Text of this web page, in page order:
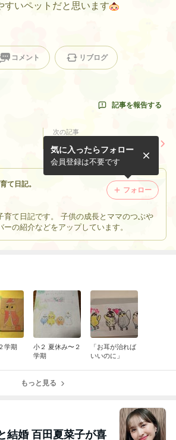
すいペットだと思います
コメント リブログ
記事を報告する
次の記事
姫うずら自動孵卵器での孵
化･追記の追記あり（自由研
究より②）
て日記。
育て日記です。 子供の成長とママのつぶや
ーの紹介などをアップしています。
気に入ったらフォロー
会員登録は不要です
フォロー
学期
小２ 夏休み〜２
学期
「お耳が治れば
いいのに」
もっと見る
結婚 百田夏菜子が喜